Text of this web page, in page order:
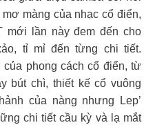
màng của nhạc cổ điển,
mới lần này đem đến cho
tỉ mỉ đến từng chi tiết.
của phong cách cổ điển, từ
bút chì, thiết kế cổ vuông
của nàng nhưng Lep’
chi tiết cầu kỳ và lạ mắt